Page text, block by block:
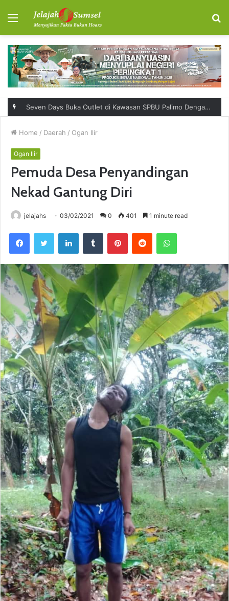
Menu
Seven Days Buka Outlet di Kawasan SPBU Palimo Dengan Konsep One Stop Hangout Destination
Home / Daerah / Ogan Ilir
Ogan Ilir
Pemuda Desa Penyandingan
Nekad Gantung Diri
jelajahs 03/02/2021 0 401 1 minute read